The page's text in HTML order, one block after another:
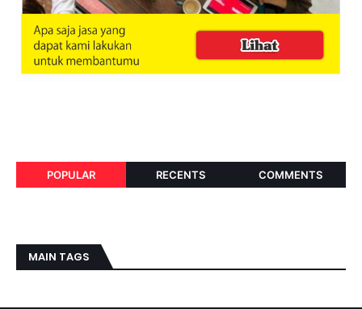
POPULAR RECENTS COMMENTS
MAIN TAGS